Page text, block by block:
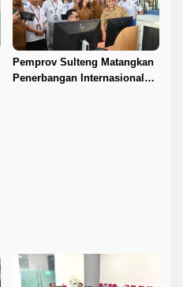
Pemprov Sulteng Matangkan
Penerbangan Internasional